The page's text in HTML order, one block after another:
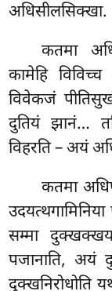
अधिसीलसिक्खा.
कतमा
कामेहि
विवेकजं
दुतियं झानं…
विहरति – अयं
कतमा
सम्मा
पजानाति, अयं
दुक्खनिरोधोति